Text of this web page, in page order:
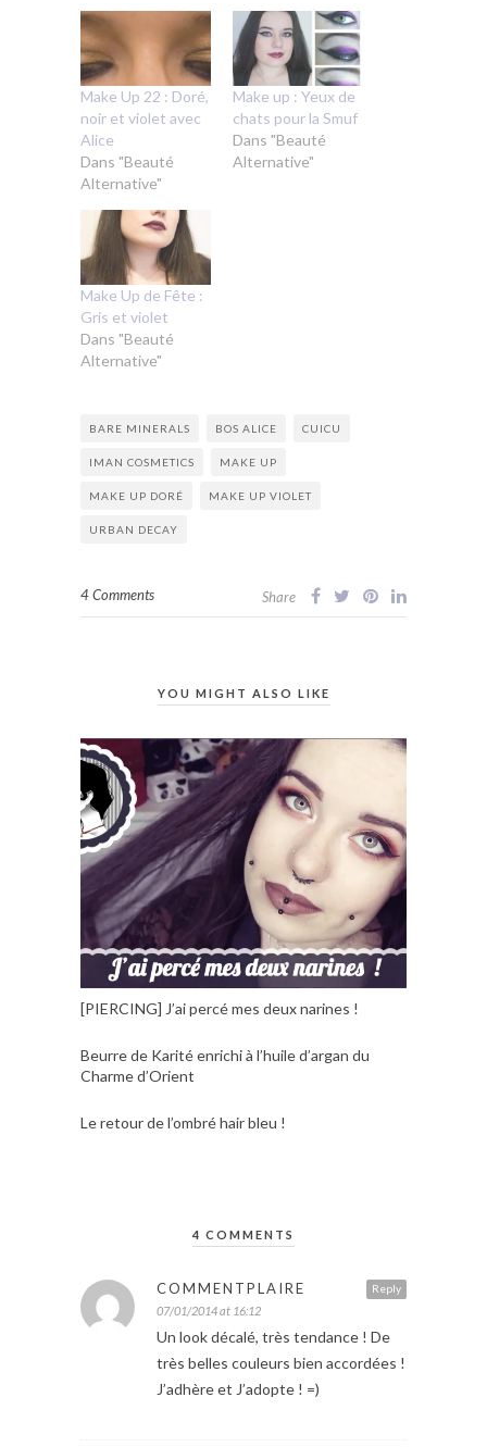
Make Up 22 : Doré,
noir et violet avec
Alice
Dans "Beauté
Alternative"
Make up : Yeux de
chats pour la Smuf
Dans "Beauté
Alternative"
Make Up de Fête :
Gris et violet
Dans "Beauté
Alternative"
BARE MINERALS BOS ALICE CUICU
IMAN COSMETICS MAKE UP
MAKE UP DORÉ MAKE UP VIOLET
URBAN DECAY
4 Comments Share
YOU MIGHT ALSO LIKE
[PIERCING] J’ai percé mes deux narines !
Beurre de Karité enrichi à l’huile d’argan du
Charme d’Orient
Le retour de l’ombré hair bleu !
4 COMMENTS
Reply
COMMENTPLAIRE
07/01/2014 at 16:12
Un look décalé, très tendance ! De
très belles couleurs bien accordées !
J’adhère et J’adopte ! =)